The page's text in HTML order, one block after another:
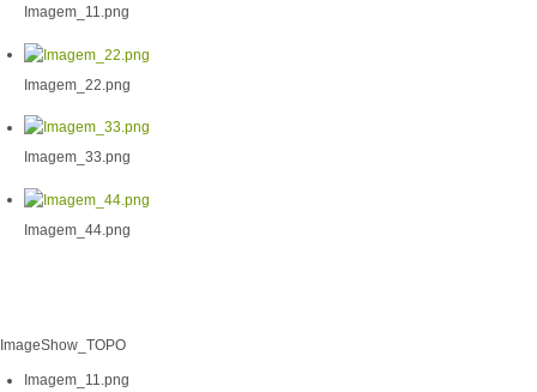
Imagem_11.png
Imagem_22.png
Imagem_33.png
Imagem_44.png
ImageShow_TOPO
Imagem_11.png